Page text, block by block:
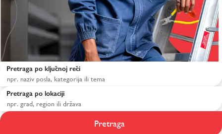
Pretraga po ključnoj reči
Pretraga po lokaciji
Pretraga